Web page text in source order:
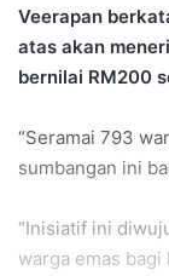
Veerapan
atas akan
bernilai RM200
“Seramai 793
sumbangan ini
“Inisiatif ini
warga emas